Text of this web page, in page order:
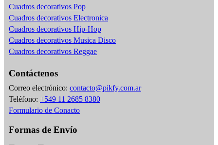
Cuadros decorativos Pop
Cuadros decorativos Electronica
Cuadros decorativos Hip-Hop
Cuadros decorativos Musica Disco
Cuadros decorativos Reggae
Contáctenos
Correo electrónico: contacto@pikfy.com.ar
Teléfono: +549 11 2685 8380
Formulario de Conacto
Formas de Envío